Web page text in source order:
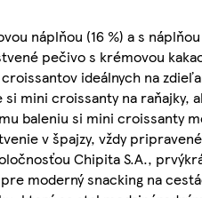
náplňou (16 %) a s
pečivo s krémovou
croissantov ideálnych na
si mini croissanty na
baleniu si mini croissanty
v špajzy, vždy
Chipita S.A.,
moderný snacking na